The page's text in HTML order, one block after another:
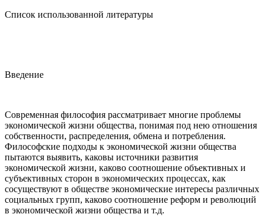
Список использованной литературы
Введение
Современная философия рассматривает многие проблемы
экономической жизни общества, понимая под нею отношения
собственности, распределения, обмена и потребления.
Философские подходы к экономической жизни общества
пытаются выявить, каковы источники развития
экономической жизни, каково соотношение объективных и
субъективных сторон в экономических процессах, как
сосуществуют в обществе экономические интересы различных
социальных групп, каково соотношение реформ и революций
в экономической жизни общества и т.д.